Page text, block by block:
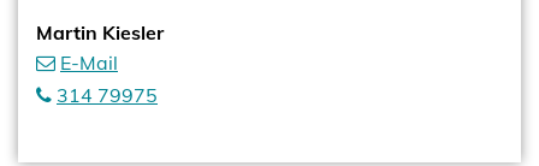
Martin Kiesler
E-Mail
314 79975